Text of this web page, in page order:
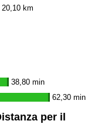
20,10 km
38,80 min
62,30 min
per il